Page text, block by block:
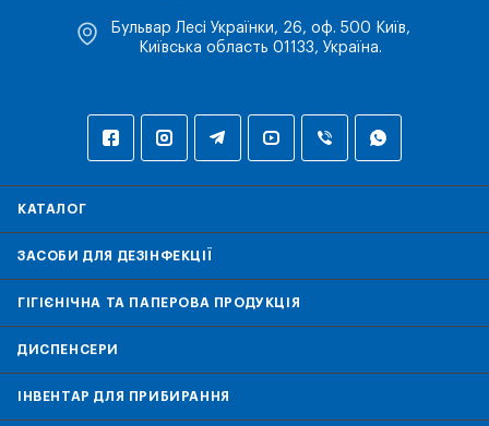
Бульвар Лесі Українки, 26, оф. 500 Київ,
Київська область 01133, Україна.
КАТАЛОГ
ЗАСОБИ ДЛЯ ДЕЗІНФЕКЦІЇ
ГІГІЄНІЧНА ТА ПАПЕРОВА ПРОДУКЦІЯ
ДИСПЕНСЕРИ
ІНВЕНТАР ДЛЯ ПРИБИРАННЯ